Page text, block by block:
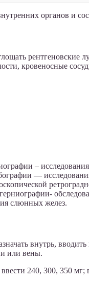
органов и
рентгеновские
кровеносные
–
—
слюнных желез.
внутрь,
или вены.
240, 300, 350 мг;